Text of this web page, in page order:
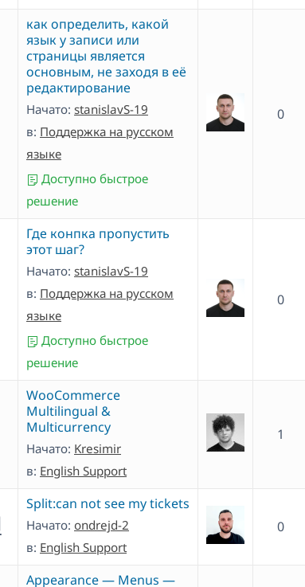
как определить, какой
язык у записи или
страницы является
основным, не заходя в её
редактирование
Начато: stanislavS-19
в: Поддержка на русском
языке
Доступно быстрое
решение
0
Где конпка пропустить
этот шаг?
Начато: stanislavS-19
в: Поддержка на русском
языке
Доступно быстрое
решение
0
WooCommerce
Multilingual &
Multicurrency
Начато: Kresimir
в: English Support
1
Split:can not see my tickets
Начато: ondrejd-2
в: English Support
0
Appearance — Menus —